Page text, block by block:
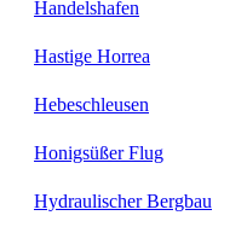
Handelshafen
Hastige Horrea
Hebeschleusen
Honigsüßer Flug
Hydraulischer Bergbau